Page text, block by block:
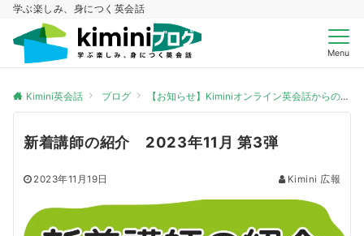
学ぶ楽しみ、身につく英会話
Menu
Kimini英会話 ブログ 【お知らせ】Kiminiオンライン英会話からのお知らせ
新着講師の紹介 2023年11月 第3弾
2023年11月19日 Kimini 広報